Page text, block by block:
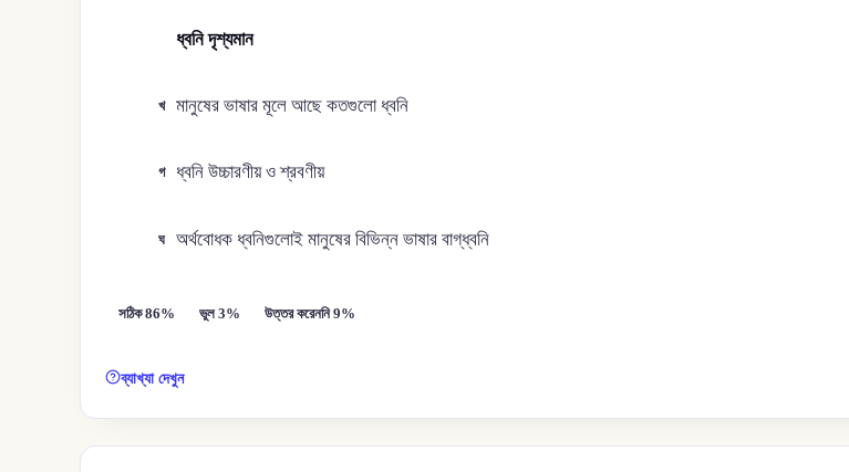
ধ্বনি দৃশ্যমান
খ মানুষের ভাষার মূলে আছে কতগুলো ধ্বনি
গ ধ্বনি উচ্চারণীয় ও শ্রবণীয়
ঘ অর্থবোধক ধ্বনিগুলোই মানুষের বিভিন্ন ভাষার বাগ্‌ধ্বনি
সঠিক 86% ভুল 3% উত্তর করেননি 9%
ব্যাখ্যা দেখুন